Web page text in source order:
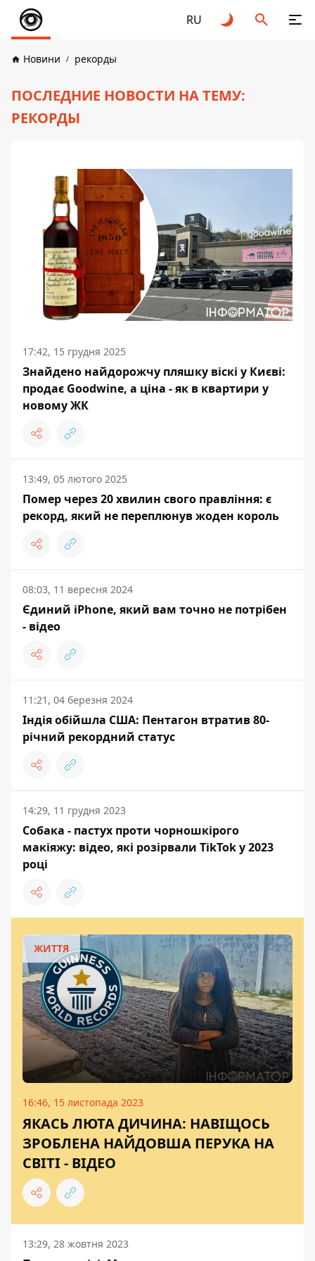
RU
Новини рекорды
ПОСЛЕДНИЕ НОВОСТИ НА ТЕМУ:
РЕКОРДЫ
17:42, 15 грудня 2025
Знайдено найдорожчу пляшку віскі у Києві:
продає Goodwine, а ціна - як в квартири у
новому ЖК
13:49, 05 лютого 2025
Помер через 20 хвилин свого правління: є
рекорд, який не переплюнув жоден король
08:03, 11 вересня 2024
Єдиний iPhone, який вам точно не потрібен
- відео
11:21, 04 березня 2024
Індія обійшла США: Пентагон втратив 80-
річний рекордний статус
14:29, 11 грудня 2023
Собака - пастух проти чорношкірого
макіяжу: відео, які розірвали TikTok у 2023
році
ЖИТТЯ
16:46, 15 листопада 2023
ЯКАСЬ ЛЮТА ДИЧИНА: НАВІЩОСЬ
ЗРОБЛЕНА НАЙДОВША ПЕРУКА НА
СВІТІ - ВІДЕО
13:29, 28 жовтня 2023